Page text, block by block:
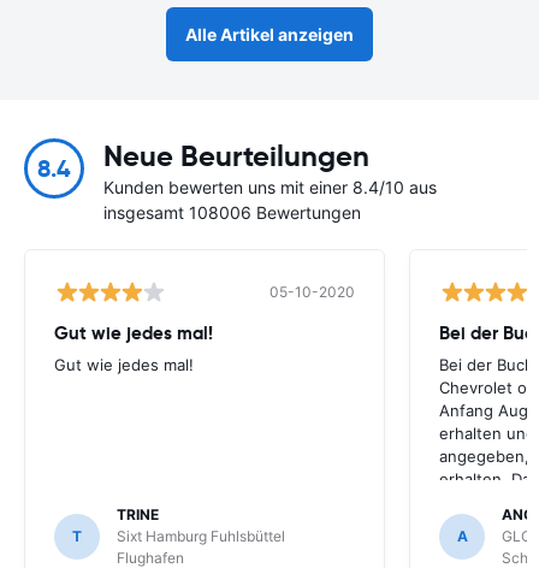
Alle Artikel anzeigen
8.4 Neue Beurteilungen
Kunden bewerten uns mit einer 8.4/10 aus
insgesamt 108006 Bewertungen
05-10-2020
Gut wie jedes mal!
Gut wie jedes mal!
T
TRINE
Sixt Hamburg Fuhlsbüttel
Flughafen
Bei der
Bei der
Chevrolet
Anfang
erhalten
angegeben,
erhalten.
optimal,
Schönefeld
A